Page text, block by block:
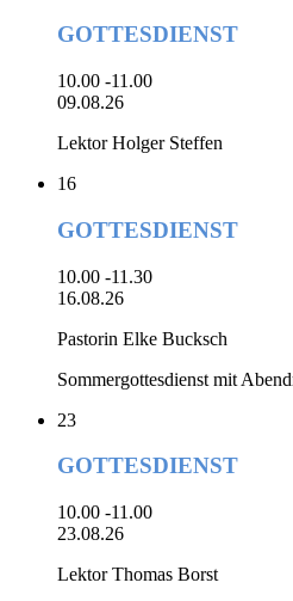
GOTTESDIENST
10.00 -11.00
09.08.26
Lektor Holger Steffen
16
GOTTESDIENST
10.00 -11.30
16.08.26
Pastorin Elke Bucksch
Sommergottesdienst mit
23
GOTTESDIENST
10.00 -11.00
23.08.26
Lektor Thomas Borst